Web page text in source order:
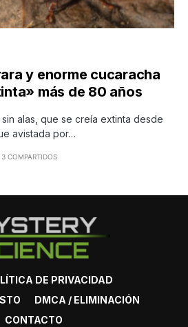
y enorme cucaracha
más de 80 años
alas, que se creía extinta desde
avistada por…
3 COMPARTIDOS
DE PRIVACIDAD
DMCA / ELIMINACIÓN
CONTACTO